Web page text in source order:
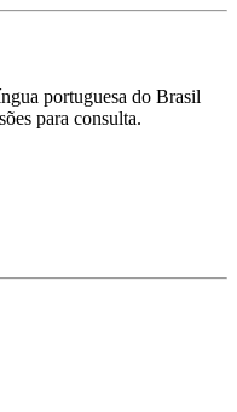
portuguesa do Brasil
para consulta.